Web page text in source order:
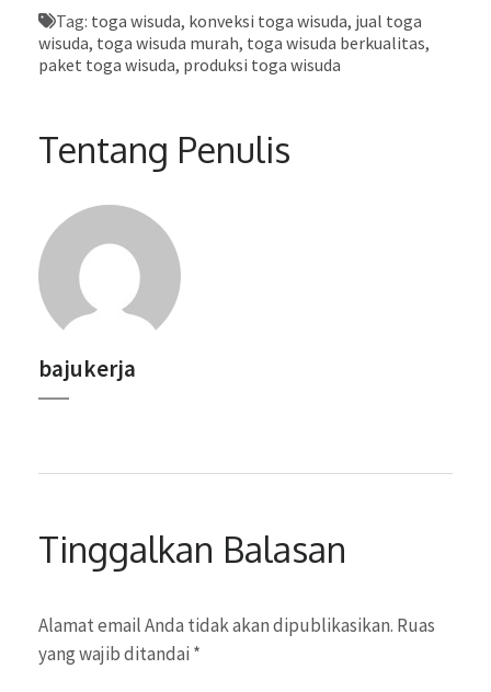
Tag: toga wisuda, konveksi toga wisuda, jual toga
wisuda, toga wisuda murah, toga wisuda berkualitas,
paket toga wisuda, produksi toga wisuda
Tentang Penulis
bajukerja
Tinggalkan Balasan
Alamat email Anda tidak akan dipublikasikan. Ruas
yang wajib ditandai *